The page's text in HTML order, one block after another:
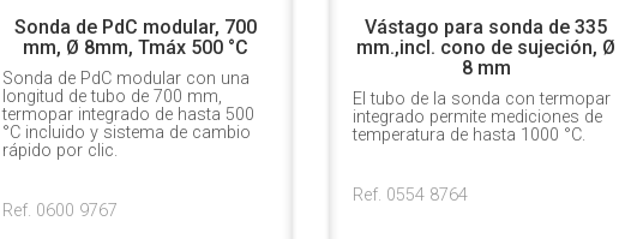
Sonda de PdC modular, 700
mm, Ø 8mm, Tmáx 500 °C
Sonda de PdC modular con una
longitud de tubo de 700 mm,
termopar integrado de hasta 500
°C incluido y sistema de cambio
rápido por clic.
Ref. 0600 9767
Vástago para sonda de 335
mm.,incl. cono de sujeción, Ø
8 mm
El tubo de la sonda con termopar
integrado permite mediciones de
temperatura de hasta 1000 °C.
Ref. 0554 8764